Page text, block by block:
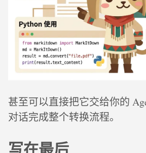
甚至可以直接把它交给你的
对话完成整个转换流程。
写在最后